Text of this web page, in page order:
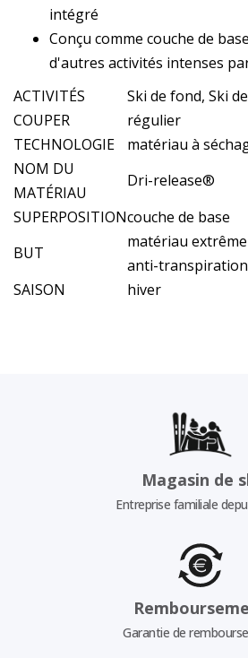
intégré
Conçu comme couche de
d'autres activités intenses
ACTIVITÉS
Ski de fond, Ski
COUPER
régulier
TECHNOLOGIE
matériau à
NOM DU
MATÉRIAU
Dri-release®
SUPERPOSITIONcouche de base
BUT
matériau
anti-transpiration
SAISON
hiver
Magasin de
Entreprise familiale
Garantie de